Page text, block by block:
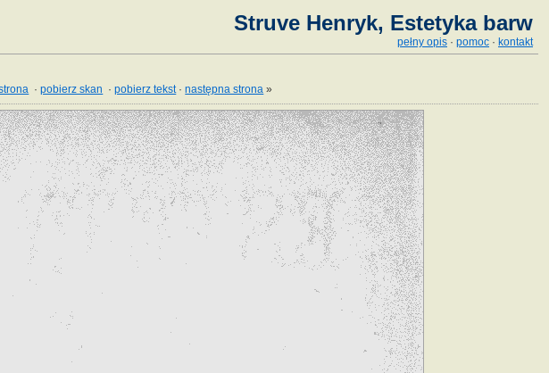
Struve Henryk, Estetyka barw
pełny opis · pomoc · kontakt
·pobierz skan ·pobierz tekst·następna strona »